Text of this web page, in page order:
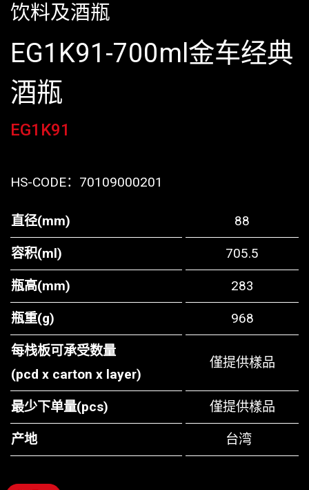
饮料及酒瓶
EG1K91-700ml金车经典
酒瓶
EG1K91
HS-CODE： 70109000201
直径(mm) 88
容积(ml) 705.5
瓶高(mm) 283
瓶重(g) 968
每栈板可承受数量
(pcd x carton x layer)
僅提供樣品
最少下单量(pcs) 僅提供樣品
产地 台湾